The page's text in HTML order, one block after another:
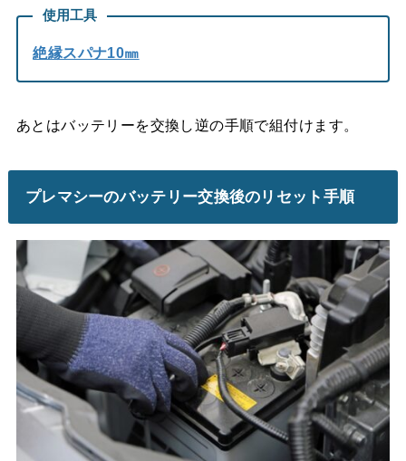
使用工具
絶縁スパナ10㎜
あとはバッテリーを交換し逆の手順で組付けます。
プレマシーのバッテリー交換後のリセット手順